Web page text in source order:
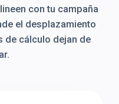
con tu campaña
el desplazamiento
de cálculo dejan de